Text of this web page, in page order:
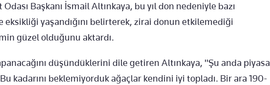
Başkanı İsmail Altınkaya, bu yıl don nedeniyle bazı
eksikliği yaşandığını belirterek, zirai donun etkilemediği
güzel olduğunu aktardı.
düşündüklerini dile getiren Altınkaya, "Şu anda piyasa
kadarını beklemiyorduk ağaçlar kendini iyi topladı. Bir ara 190-